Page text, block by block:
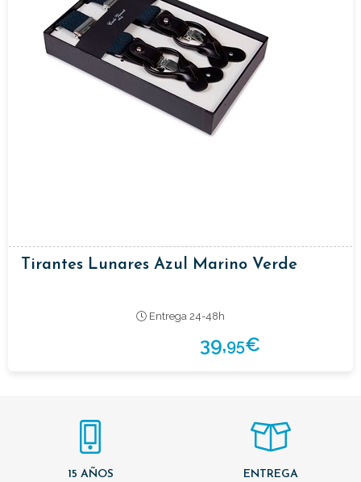
Tirantes Lunares Azul Marino Verde
Entrega 24-48h
39,95€
15 AÑOS
ENTREGA